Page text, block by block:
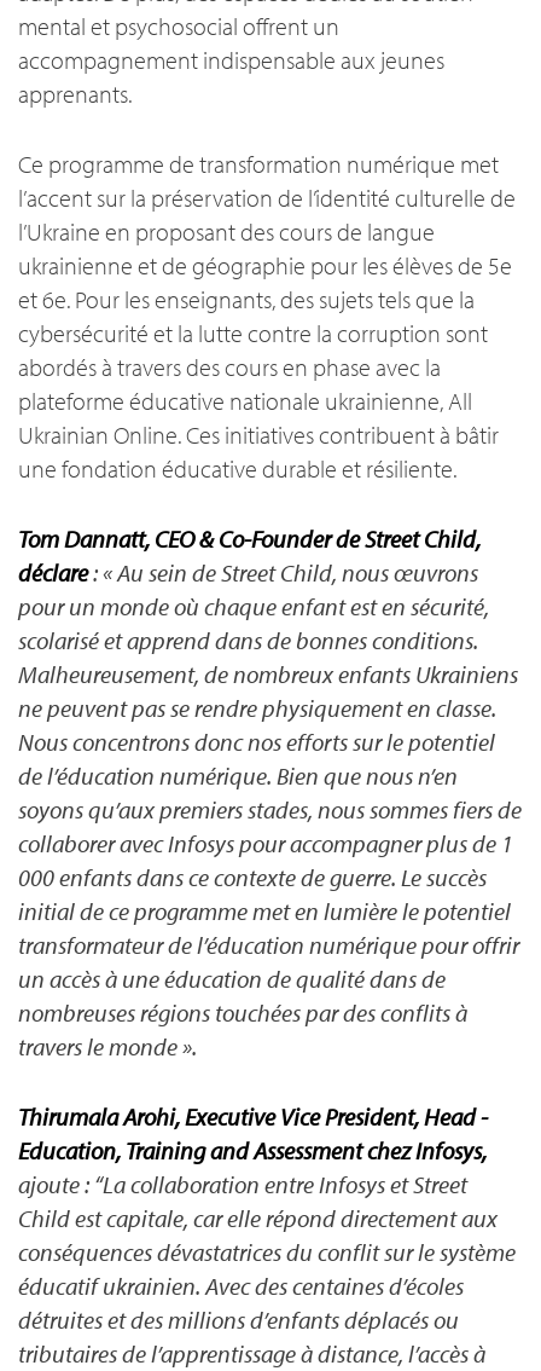
mental et psychosocial offrent un
accompagnement indispensable aux jeunes
apprenants.
Ce programme de transformation numérique met
l’accent sur la préservation de l’identité culturelle de
l’Ukraine en proposant des cours de langue
ukrainienne et de géographie pour les élèves de 5e
et 6e. Pour les enseignants, des sujets tels que la
cybersécurité et la lutte contre la corruption sont
abordés à travers des cours en phase avec la
plateforme éducative nationale ukrainienne, All
Ukrainian Online. Ces initiatives contribuent à bâtir
une fondation éducative durable et résiliente.
Tom Dannatt, CEO & Co-Founder de Street Child,
déclare: « Au sein de Street Child, nous œuvrons
pour un monde où chaque enfant est en sécurité,
scolarisé et apprend dans de bonnes conditions.
Malheureusement, de nombreux enfants Ukrainiens
ne peuvent pas se rendre physiquement en classe.
Nous concentrons donc nos efforts sur le potentiel
de l’éducation numérique. Bien que nous n’en
soyons qu’aux premiers stades, nous sommes fiers de
collaborer avec Infosys pour accompagner plus de 1
000 enfants dans ce contexte de guerre. Le succès
initial de ce programme met en lumière le potentiel
transformateur de l’éducation numérique pour offrir
un accès à une éducation de qualité dans de
nombreuses régions touchées par des conflits à
travers le monde ».
Thirumala Arohi, Executive Vice President, Head -
Education, Training and Assessment chez Infosys,
ajoute : “La collaboration entre Infosys et Street
Child est capitale, car elle répond directement aux
conséquences dévastatrices du conflit sur le système
éducatif ukrainien. Avec des centaines d’écoles
détruites et des millions d’enfants déplacés ou
tributaires de l’apprentissage à distance, l’accès à